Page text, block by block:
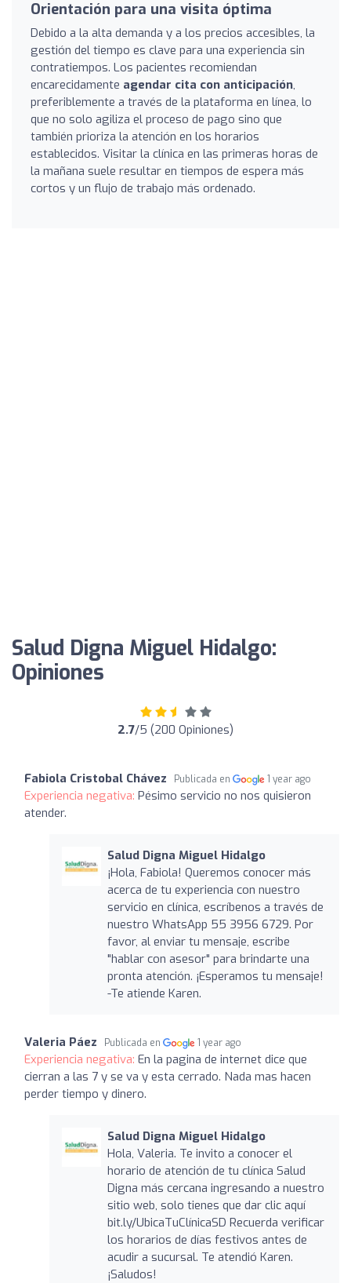
Orientación para una visita óptima
Debido a la alta demanda y a los precios accesibles, la
gestión del tiempo es clave para una experiencia sin
contratiempos. Los pacientes recomiendan
encarecidamente agendar cita con anticipación,
preferiblemente a través de la plataforma en línea, lo
que no solo agiliza el proceso de pago sino que
también prioriza la atención en los horarios
establecidos. Visitar la clínica en las primeras horas de
la mañana suele resultar en tiempos de espera más
cortos y un flujo de trabajo más ordenado.
Salud Digna Miguel Hidalgo:
Opiniones
2.7/5 (200 Opiniones)
Fabiola Cristobal Chávez Publicada en 1 year ago
Experiencia negativa: Pésimo servicio no nos quisieron
atender.
Salud Digna Miguel Hidalgo
¡Hola, Fabiola! Queremos conocer más
acerca de tu experiencia con nuestro
servicio en clínica, escríbenos a través de
nuestro WhatsApp 55 3956 6729. Por
favor, al enviar tu mensaje, escribe
"hablar con asesor" para brindarte una
pronta atención. ¡Esperamos tu mensaje!
-Te atiende Karen.
Valeria Páez Publicada en 1 year ago
Experiencia negativa: En la pagina de internet dice que
cierran a las 7 y se va y esta cerrado. Nada mas hacen
perder tiempo y dinero.
Salud Digna Miguel Hidalgo
Hola, Valeria. Te invito a conocer el
horario de atención de tu clínica Salud
Digna más cercana ingresando a nuestro
sitio web, solo tienes que dar clic aquí
bit.ly/UbicaTuClínicaSD Recuerda verificar
los horarios de días festivos antes de
acudir a sucursal. Te atendió Karen.
¡Saludos!